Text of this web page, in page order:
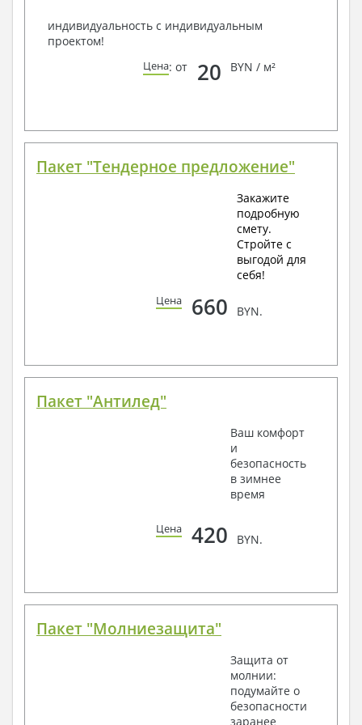
индивидуальность с индивидуальным
проектом!
Цена: от 20 BYN / м²
Пакет "Тендерное предложение"
Закажите
подробную
смету.
Стройте с
выгодой для
себя!
Цена 660 BYN.
Пакет "Антилед"
Ваш комфорт
и
безопасность
в зимнее
время
Цена 420 BYN.
Пакет "Молниезащита"
Защита от
молнии:
подумайте о
безопасности
заранее